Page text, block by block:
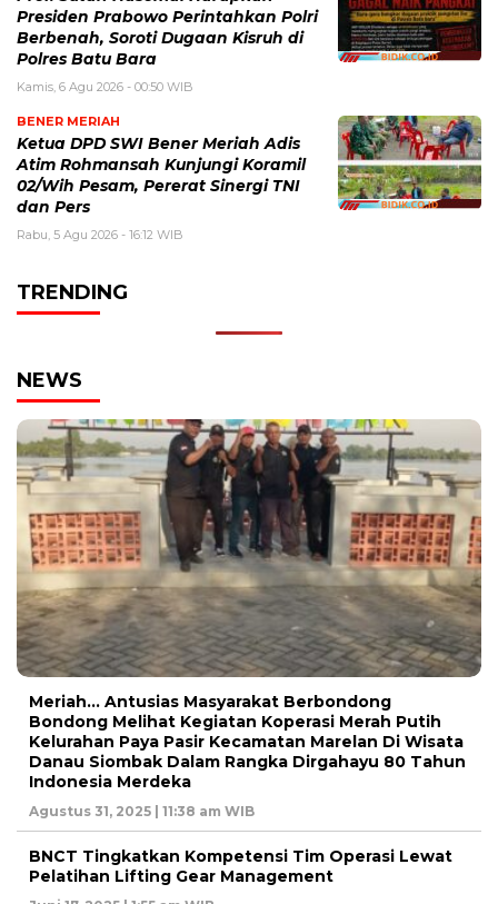
Presiden Prabowo Perintahkan Polri
Berbenah, Soroti Dugaan Kisruh di
Polres Batu Bara
Kamis, 6 Agu 2026 - 00:50 WIB
BENER MERIAH
Ketua DPD SWI Bener Meriah Adis
Atim Rohmansah Kunjungi Koramil
02/Wih Pesam, Pererat Sinergi TNI
dan Pers
Rabu, 5 Agu 2026 - 16:12 WIB
TRENDING
NEWS
Meriah… Antusias Masyarakat Berbondong
Bondong Melihat Kegiatan Koperasi Merah Putih
Kelurahan Paya Pasir Kecamatan Marelan Di Wisata
Danau Siombak Dalam Rangka Dirgahayu 80 Tahun
Indonesia Merdeka
Agustus 31, 2025 | 11:38 am WIB
BNCT Tingkatkan Kompetensi Tim Operasi Lewat
Pelatihan Lifting Gear Management